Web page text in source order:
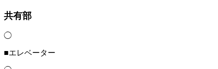
共有部
◯
■エレベーター